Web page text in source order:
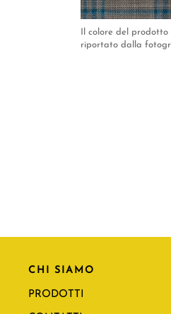
Il colore del
riportato dalla
CHI SIAMO
PRODOTTI